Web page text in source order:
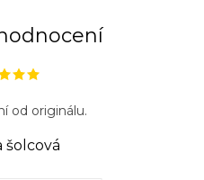
od originálu.
šolcová